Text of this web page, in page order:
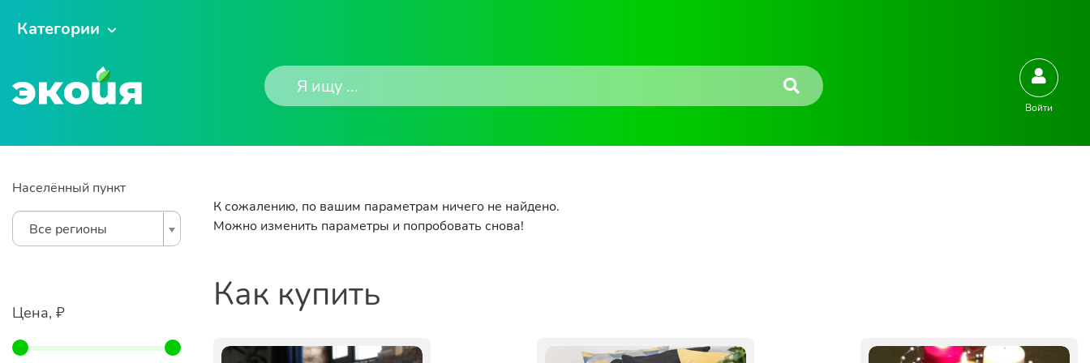
Категории
Войти
Населённый пункт
Все регионы
Цена, ₽
К сожалению, по вашим параметрам ничего не найдено.
Можно изменить параметры и попробовать снова!
Как купить